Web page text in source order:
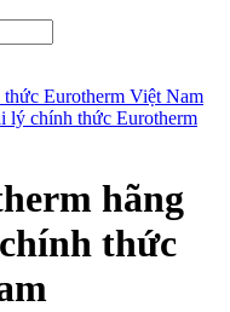
lý chính thức Eurotherm
hãng
thức